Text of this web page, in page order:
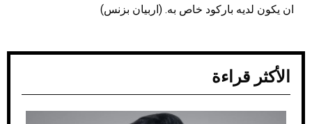
ان يكون لديه باركود خاص به. (اربيان بزنس)
الأكثر قراءة